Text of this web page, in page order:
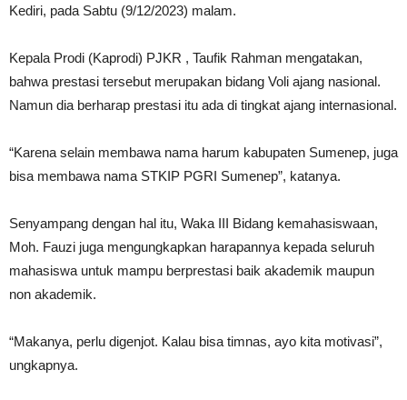
Kediri, pada Sabtu (9/12/2023) malam.
Kepala Prodi (Kaprodi) PJKR , Taufik Rahman mengatakan,
bahwa prestasi tersebut merupakan bidang Voli ajang nasional.
Namun dia berharap prestasi itu ada di tingkat ajang internasional.
“Karena selain membawa nama harum kabupaten Sumenep, juga
bisa membawa nama STKIP PGRI Sumenep”, katanya.
Senyampang dengan hal itu, Waka III Bidang kemahasiswaan,
Moh. Fauzi juga mengungkapkan harapannya kepada seluruh
mahasiswa untuk mampu berprestasi baik akademik maupun
non akademik.
“Makanya, perlu digenjot. Kalau bisa timnas, ayo kita motivasi”,
ungkapnya.